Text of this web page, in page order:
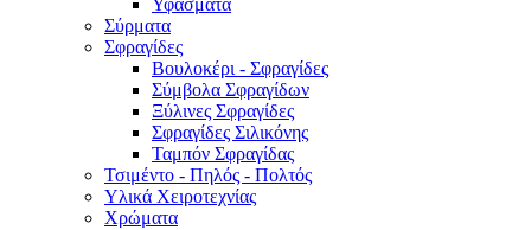
Σύρματα
Σφραγίδες
Βουλοκέρι - Σφραγίδες
Σύμβολα Σφραγίδων
Ξύλινες Σφραγίδες
Σφραγίδες Σιλικόνης
Ταμπόν Σφραγίδας
Τσιμέντο - Πηλός - Πολτός
Υλικά Χειροτεχνίας
Χρώματα